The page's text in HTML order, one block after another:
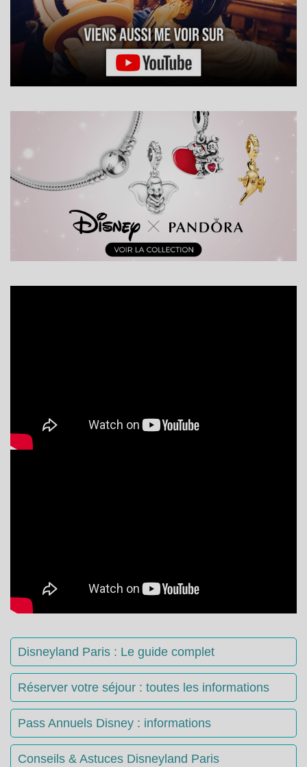
Disneyland Paris : Le guide complet
Réserver votre séjour : toutes les informations
Pass Annuels Disney : informations
Conseils & Astuces Disneyland Paris